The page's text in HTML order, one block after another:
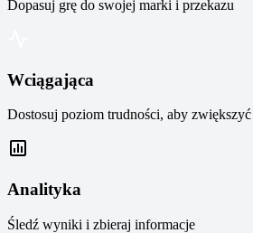
Dopasuj grę do swojej marki i przekazu
Wciągająca
Dostosuj poziom trudności, aby
Analityka
Śledź wyniki i zbieraj informacje